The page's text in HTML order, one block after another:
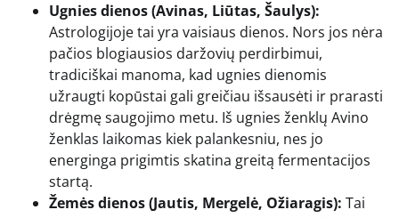
Ugnies dienos (Avinas, Liūtas, Šaulys):
Astrologijoje tai yra vaisiaus dienos. Nors jos nėra
pačios blogiausios daržovių perdirbimui,
tradiciškai manoma, kad ugnies dienomis
užraugti kopūstai gali greičiau išsausėti ir prarasti
drėgmę saugojimo metu. Iš ugnies ženklų Avino
ženklas laikomas kiek palankesniu, nes jo
energinga prigimtis skatina greitą fermentacijos
startą.
Žemės dienos (Jautis, Mergelė, Ožiaragis): Tai